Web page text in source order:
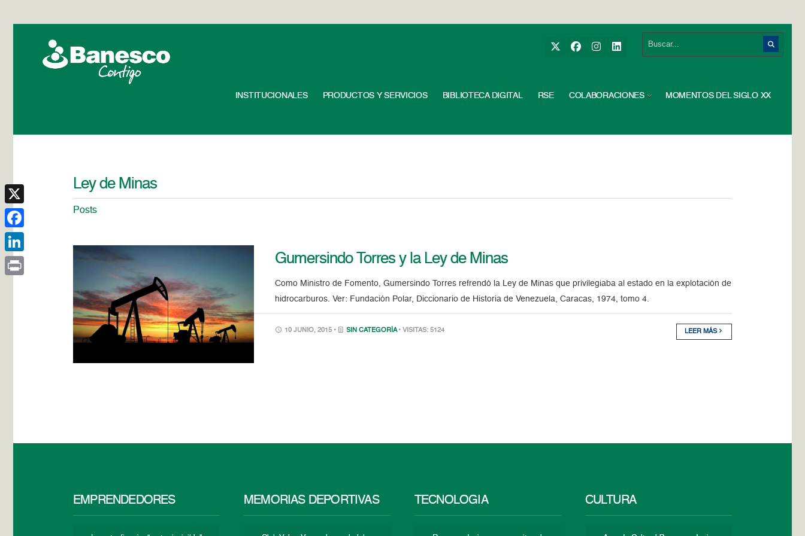
INSTITUCIONALES PRODUCTOS Y SERVICIOS BIBLIOTECA DIGITAL RSE COLABORACIONES MOMENTOS DEL SIGLO XX
Ley de Minas
Posts
Gumersindo Torres y la Ley de Minas
Como Ministro de Fomento, Gumersindo Torres refrendó la Ley de Minas que privilegiaba al estado en la explotación de
hidrocarburos. Ver: Fundación Polar, Diccionario de Historia de Venezuela, Caracas, 1974, tomo 4.
10 JUNIO, 2015 • SIN CATEGORÍA • VISITAS: 5124 LEER MÁS
EMPRENDEDORES MEMORIAS DEPORTIVAS TECNOLOGÍA CULTURA
X
Facebook
LinkedIn